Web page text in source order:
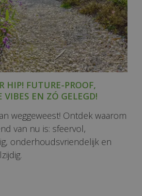
HIP! FUTURE-PROOF,
VIBES EN ZÓ GELEGD!
weggeweest! Ontdek waarom
van nu is: sfeervol,
onderhoudsvriendelijk en